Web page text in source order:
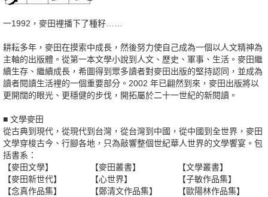
一1992，麥田裡播下了種籽……
耕耘多年，麥田在摸索中成長，然後努力使自己成為一個以人文精神為
主軸的出版體。從第一本文學小說到人文、歷史、軍事、生活。麥田繼
續生存、繼續成長，希圖得到眾多讀者對麥田出版的堅持認同，並成為
讀者閱讀生活裡的一個重要部分。2002 年已翩然到來，麥田出版將以
更開闊的眼光、更穩健的步伐，開拓屬於二十一世紀的新閱讀。
■ 文學麥田
從古典到現代，從現代到台灣，從台灣到中國，從中國到全世界，麥田
文學穿梭古今、行腳各地，只為敲響整個世紀華人世界的文學饗宴。包
括書系：
【麥田文學】
【麥田叢書】
【文學叢書】
【麥田新世代】
【心世界】
【子敏作品集】
【念真作品集】
【鄭清文作品集】
【歐陽林作品集】